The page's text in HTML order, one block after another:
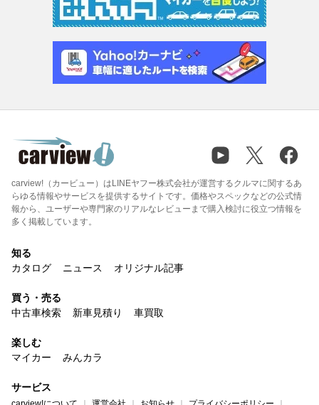
carview!（カービュー）はLINEヤフー株式会社が運営するクルマに関するあ
らゆる情報やサービスを提供するサイトです。価格やスペックなどの公式情
報から、ユーザーや専門家のリアルなレビューまで購入検討に役立つ情報を
多く掲載しています。
知る
カタログ
ニュース オリジナル記事
買う・売る
中古車検索
新車見積り 車買取
楽しむ
マイカー
みんカラ
サービス